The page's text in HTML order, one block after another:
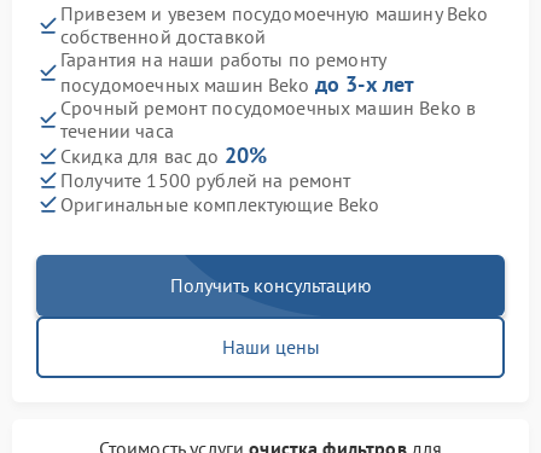
Привезем и увезем посудомоечную машину Beko
собственной доставкой
Гарантия на наши работы по ремонту
посудомоечных машин Beko до 3-х лет
Срочный ремонт посудомоечных машин Beko в
течении часа
Скидка для вас до 20%
Получите 1500 рублей на ремонт
Оригинальные комплектующие Beko
Получить консультацию
Наши цены